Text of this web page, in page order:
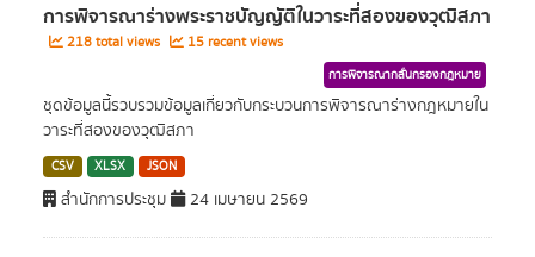
การพิจารณาร่างพระราชบัญญัติในวาระที่สองของวุฒิสภา
218 total views 15 recent views
การพิจารณากลั่นกรองกฎหมาย
ชุดข้อมูลนี้รวบรวมข้อมูลเกี่ยวกับกระบวนการพิจารณาร่างกฎหมายใน
วาระที่สองของวุฒิสภา
CSV XLSX JSON
สำนักการประชุม 24 เมษายน 2569